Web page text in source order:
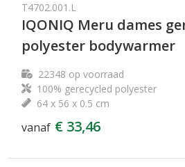
T4702.001.L
IQONIQ Meru dames
polyester bodywarmer
22348 op voorraad
100% gerecycled polyester
64 x 56 x 0.5 cm
vanaf € 33,46